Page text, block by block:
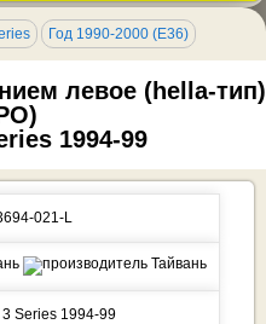
Год 1990-2000 (E36)
левое (hella-тип)
1994-99
021-L
3 Series 1994-99